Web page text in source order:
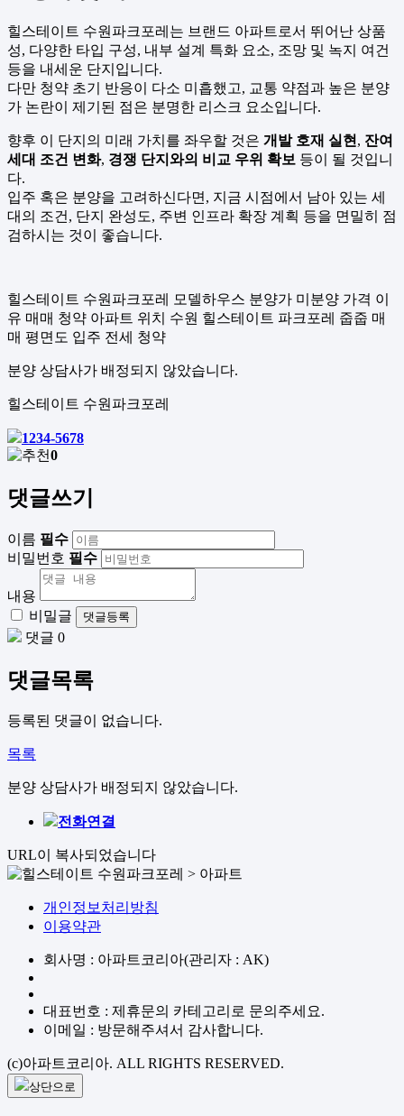
힐스테이트 수원파크포레는 브랜드 아파트로서 뛰어난 상품
성, 다양한 타입 구성, 내부 설계 특화 요소, 조망 및 녹지 여건
등을 내세운 단지입니다.
다만 청약 초기 반응이 다소 미흡했고, 교통 약점과 높은 분양
가 논란이 제기된 점은 분명한 리스크 요소입니다.
향후 이 단지의 미래 가치를 좌우할 것은 개발 호재 실현 , 잔여
세대 조건 변화, 경쟁 단지와의 비교 우위 확보 등이 될 것입니
다.
입주 혹은 분양을 고려하신다면, 지금 시점에서 남아 있는 세
대의 조건, 단지 완성도, 주변 인프라 확장 계획 등을 면밀히 점
검하시는 것이 좋습니다.
힐스테이트 수원파크포레 모델하우스 분양가 미분양 가격 이
유 매매 청약 아파트 위치 수원 힐스테이트 파크포레 줍줍 매
매 평면도 입주 전세 청약
분양 상담사가 배정되지 않았습니다.
힐스테이트 수원파크포레
1234-5678
0
댓글쓰기
이름 필수
비밀번호 필수
내용
비밀글
댓글등록
댓글 0
댓글목록
등록된 댓글이 없습니다.
목록
분양 상담사가 배정되지 않았습니다.
전화연결
URL이 복사되었습니다
개인정보처리방침
이용약관
회사명 : 아파트코리아(관리자 : AK)
대표번호 : 제휴문의 카테고리로 문의주세요.
이메일 : 방문해주셔서 감사합니다.
(c)아파트코리아. ALL RIGHTS RESERVED.
상단으로